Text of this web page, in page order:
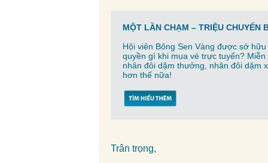
MỘT LẦN CHẠM – TRIỆU CHUYẾN
Hội viên Bông Sen Vàng được sở
quyền gì khi mua vé trực tuyến?
nhân đôi dặm thưởng, nhân đôi dặm
hơn thế nữa!
Trân trọng,